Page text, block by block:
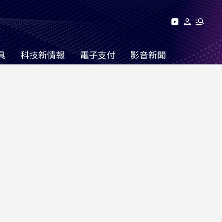
科技新情報 電子支付 影音新聞